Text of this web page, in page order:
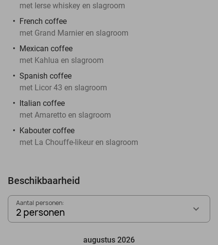
met Ierse whiskey en slagroom
French coffee
met Grand Marnier en slagroom
Mexican coffee
met Kahlua en slagroom
Spanish coffee
met Licor 43 en slagroom
Italian coffee
met Amaretto en slagroom
Kabouter coffee
met La Chouffe-likeur en slagroom
Beschikbaarheid
Aantal personen:
2 personen
augustus 2026